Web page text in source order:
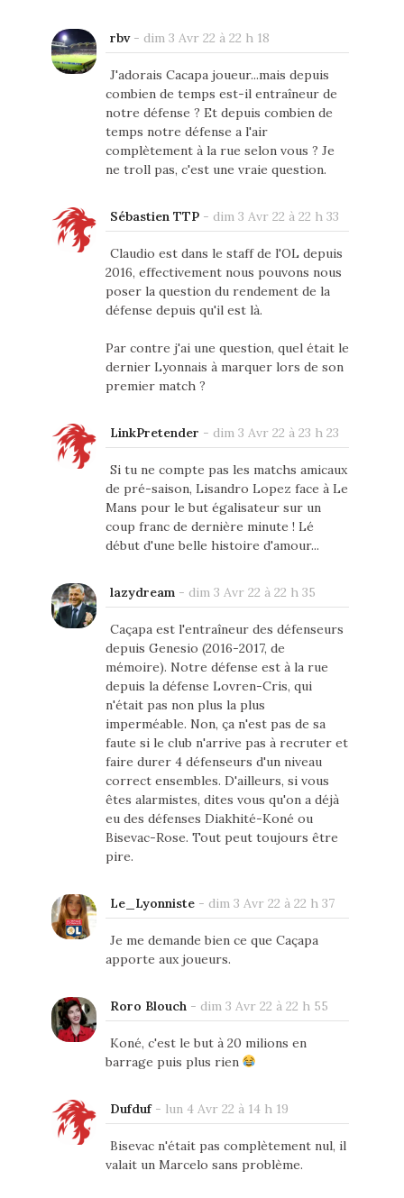
rbv- dim 3 Avr 22 à 22 h 18
J'adorais Cacapa joueur...mais depuis
combien de temps est-il entraîneur de
notre défense ? Et depuis combien de
temps notre défense a l'air
complètement à la rue selon vous ? Je
ne troll pas, c'est une vraie question.
Sébastien TTP- dim 3 Avr 22 à 22 h 33
Claudio est dans le staff de l'OL depuis
2016, effectivement nous pouvons nous
poser la question du rendement de la
défense depuis qu'il est là.
Par contre j'ai une question, quel était le
dernier Lyonnais à marquer lors de son
premier match ?
LinkPretender - dim 3 Avr 22 à 23 h 23
Si tu ne compte pas les matchs amicaux
de pré-saison, Lisandro Lopez face à Le
Mans pour le but égalisateur sur un
coup franc de dernière minute ! Lé
début d'une belle histoire d'amour...
lazydream- dim 3 Avr 22 à 22 h 35
Caçapa est l'entraîneur des défenseurs
depuis Genesio (2016-2017, de
mémoire). Notre défense est à la rue
depuis la défense Lovren-Cris, qui
n'était pas non plus la plus
imperméable. Non, ça n'est pas de sa
faute si le club n'arrive pas à recruter et
faire durer 4 défenseurs d'un niveau
correct ensembles. D'ailleurs, si vous
êtes alarmistes, dites vous qu'on a déjà
eu des défenses Diakhité-Koné ou
Bisevac-Rose. Tout peut toujours être
pire.
Le_Lyonniste- dim 3 Avr 22 à 22 h 37
Je me demande bien ce que Caçapa
apporte aux joueurs.
Roro Blouch- dim 3 Avr 22 à 22 h 55
Koné, c'est le but à 20 milions en
barrage puis plus rien
Dufduf- lun 4 Avr 22 à 14 h 19
Bisevac n'était pas complètement nul, il
valait un Marcelo sans problème.